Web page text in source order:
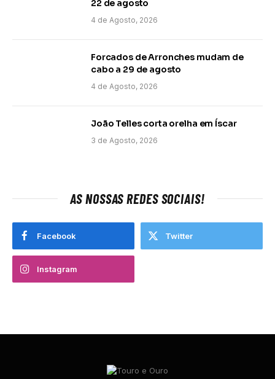
22 de agosto
4 de Agosto, 2026
Forcados de Arronches mudam de
cabo a 29 de agosto
4 de Agosto, 2026
João Telles corta orelha em Íscar
3 de Agosto, 2026
AS NOSSAS REDES SOCIAIS!
Facebook Twitter
Instagram